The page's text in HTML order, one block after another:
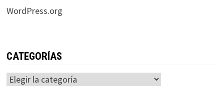
WordPress.org
CATEGORÍAS
Categorías